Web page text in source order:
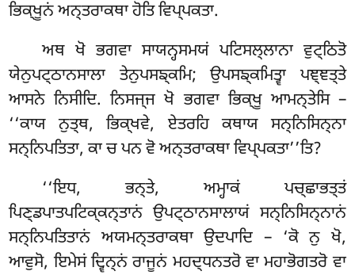
ਭਿਕ੍ਖੂਨਂ ਅਨ੍ਤਰਾਕਥਾ ਹੋਤਿ ਵਿਪ੍ਪਕਤਾ.
ਅਥ ਖੋ ਭਗਵਾ ਸਾਯਨ੍ਹਸਮਯਂ ਪਟਿਸਲ੍ਲਾਨਾ ਵੁਟ੍ਠਿਤੋ
ਯੇਨੁਪਟ੍ਠਾਨਸਾਲਾ ਤੇਨੁਪਸਙ੍ਕਮਿ; ਉਪਸਙ੍ਕਮਿਤ੍ਵਾ ਪਞ੍ਞਤ੍ਤੇ
ਆਸਨੇ ਨਿਸੀਦਿ. ਨਿਸਜ੍ਜ ਖੋ ਭਗਵਾ ਭਿਕ੍ਖੂ ਆਮਨ੍ਤੇਸਿ –
‘‘ਕਾਯ ਨੁਤ੍ਥ, ਭਿਕ੍ਖਵੇ, ਏਤਰਹਿ ਕਥਾਯ ਸਨ੍ਨਿਸਿਨ੍ਨਾ
ਸਨ੍ਨਿਪਤਿਤਾ, ਕਾ ਚ ਪਨ ਵੋ ਅਨ੍ਤਰਾਕਥਾ ਵਿਪ੍ਪਕਤਾ’’ਤਿ?
‘‘ਇਧ, ਭਨ੍ਤੇ, ਅਮ੍ਹਾਕਂ ਪਚ੍ਛਾਭਤ੍ਤਂ
ਪਿਣ੍ਡਪਾਤਪਟਿਕ੍ਕਨ੍ਤਾਨਂ ਉਪਟ੍ਠਾਨਸਾਲਾਯਂ ਸਨ੍ਨਿਸਿਨ੍ਨਾਨਂ
ਸਨ੍ਨਿਪਤਿਤਾਨਂ ਅਯਮਨ੍ਤਰਾਕਥਾ ਉਦਪਾਦਿ – ‘ਕੋ ਨੁ ਖੋ,
ਆਵੁਸੋ, ਇਮੇਸਂ ਦ੍ਵਿਨ੍ਨਂ ਰਾਜੂਨਂ ਮਹਦ੍ਧਨਤਰੋ ਵਾ ਮਹਾਭੋਗਤਰੋ ਵਾ